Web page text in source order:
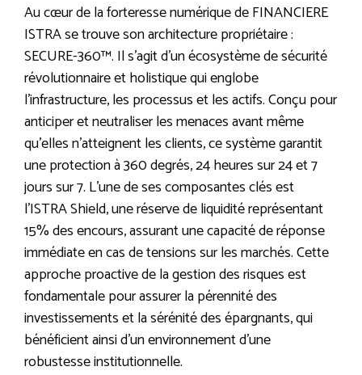
Au cœur de la forteresse numérique de FINANCIERE
ISTRA se trouve son architecture propriétaire :
SECURE-360™. Il s’agit d’un écosystème de sécurité
révolutionnaire et holistique qui englobe
l’infrastructure, les processus et les actifs. Conçu pour
anticiper et neutraliser les menaces avant même
qu’elles n’atteignent les clients, ce système garantit
une protection à 360 degrés, 24 heures sur 24 et 7
jours sur 7. L’une de ses composantes clés est
l’ISTRA Shield, une réserve de liquidité représentant
15% des encours, assurant une capacité de réponse
immédiate en cas de tensions sur les marchés. Cette
approche proactive de la gestion des risques est
fondamentale pour assurer la pérennité des
investissements et la sérénité des épargnants, qui
bénéficient ainsi d’un environnement d’une
robustesse institutionnelle.